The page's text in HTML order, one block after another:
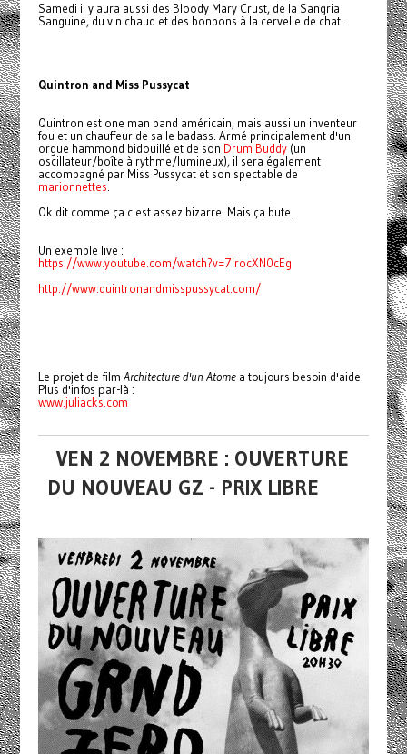
Samedi il y aura aussi des Bloody Mary Crust, de la Sangria
Sanguine, du vin chaud et des bonbons à la cervelle de chat.
Quintron and Miss Pussycat
Quintron est one man band américain, mais aussi un inventeur
fou et un chauffeur de salle badass. Armé principalement d'un
orgue hammond bidouillé et de son Drum Buddy(un
oscillateur/boîte à rythme/lumineux), il sera également
accompagné par Miss Pussycat et son spectable de
marionnettes.
Ok dit comme ça c'est assez bizarre. Mais ça bute.
Un exemple live :
https://www.youtube.com/watch?v=7irocXN0cEg
http://www.quintronandmisspussycat.com/
Le projet de film Architecture d'un Atome a toujours besoin d'aide.
Plus d'infos par-là :
www.juliacks.com
VEN 2 NOVEMBRE : OUVERTURE
DU NOUVEAU GZ - PRIX LIBRE